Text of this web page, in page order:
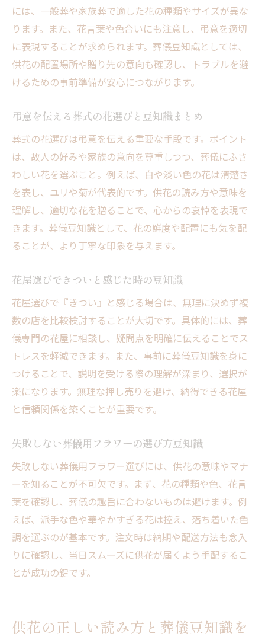
葬儀豆知識で安心の花選びを実現
葬儀で避けたい花と適切な種類の考え方
葬式でダメな花と豆知識をしっかり把握
葬儀豆知識で避けるべき花の特徴を解説
適切な葬儀花の種類と豆知識を知るポイン
ト
失敗しないための葬儀花豆知識と選び方
葬儀用フラワーで大切な豆知識を解説
葬儀後のお悔やみ花の扱い方も知って安心
葬儀後のお悔やみ花の豆知識と対応方法
お悔やみ花の取り扱いに役立つ葬儀豆知識
葬儀豆知識で知る葬儀後の花のマナー
葬儀フラワーのその後に役立つ豆知識
供花を手配する際に役立つ葬儀豆知識
葬儀豆知識で供花手配のポイントを確認
供花手配時に押さえたい葬儀豆知識まとめ
葬儀花の手配方法と豆知識をしっかり解説
供花を頼む際の注意点と葬儀豆知識
供花手配に役立つ葬儀豆知識の基本
葬儀の花をどこに頼むか迷ったときの指針
葬儀の花を頼む先選びと豆知識を紹介
葬儀豆知識で花屋選びの疑問を解決する
お葬式の花はどこに頼むべきか豆知識解説
花屋選びがきつい時の葬儀豆知識活用法
安心できる葬儀花手配の豆知識とコツ
には、一般葬や家族葬で適した花の種類やサイズが異な
ります。また、花言葉や色合いにも注意し、弔意を適切
に表現することが求められます。葬儀豆知識としては、
供花の配置場所や贈り先の意向も確認し、トラブルを避
けるための事前準備が安心につながります。
弔意を伝える葬式の花選びと豆知識まとめ
葬式の花選びは弔意を伝える重要な手段です。ポイント
は、故人の好みや家族の意向を尊重しつつ、葬儀にふさ
わしい花を選ぶこと。例えば、白や淡い色の花は清楚さ
を表し、ユリや菊が代表的です。供花の読み方や意味を
理解し、適切な花を贈ることで、心からの哀悼を表現で
きます。葬儀豆知識として、花の鮮度や配置にも気を配
ることが、より丁寧な印象を与えます。
花屋選びできついと感じた時の豆知識
花屋選びで『きつい』と感じる場合は、無理に決めず複
数の店を比較検討することが大切です。具体的には、葬
儀専門の花屋に相談し、疑問点を明確に伝えることでス
トレスを軽減できます。また、事前に葬儀豆知識を身に
つけることで、説明を受ける際の理解が深まり、選択が
楽になります。無理な押し売りを避け、納得できる花屋
と信頼関係を築くことが重要です。
失敗しない葬儀用フラワーの選び方豆知識
失敗しない葬儀用フラワー選びには、供花の意味やマナ
ーを知ることが不可欠です。まず、花の種類や色、花言
葉を確認し、葬儀の趣旨に合わないものは避けます。例
えば、派手な色や華やかすぎる花は控え、落ち着いた色
調を選ぶのが基本です。注文時は納期や配送方法も念入
りに確認し、当日スムーズに供花が届くよう手配するこ
とが成功の鍵です。
供花の正しい読み方と葬儀豆知識を